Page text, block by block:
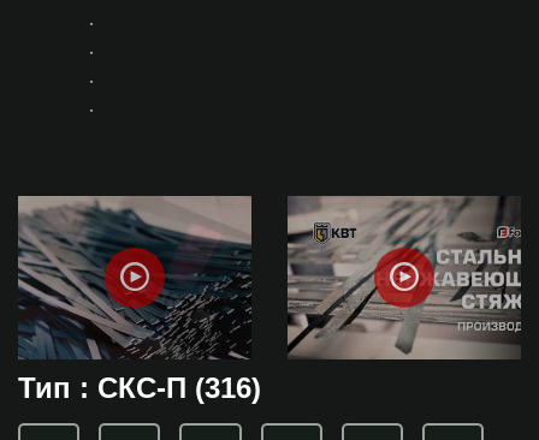
Тип : СКС-П (316)